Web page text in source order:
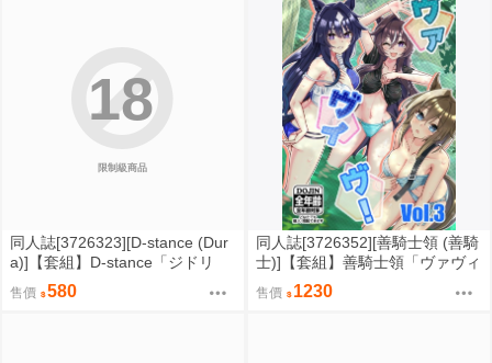
限制級商品
18
同人誌[3726323][D-stance (Dur
a)]【套組】D-stance「ジドリ
ナ」セット (原創)
售價 580
同人誌[3726352][善騎士領 (善騎
士)]【套組】善騎士領「ヴァヴィ
ヴ」セット (Uma娘)
售價 1230